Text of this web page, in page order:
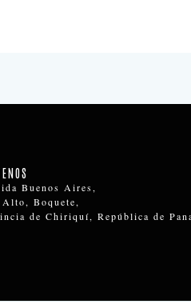
Buenos Aires,
Alto, Boquete,
de Chiriquí, República de